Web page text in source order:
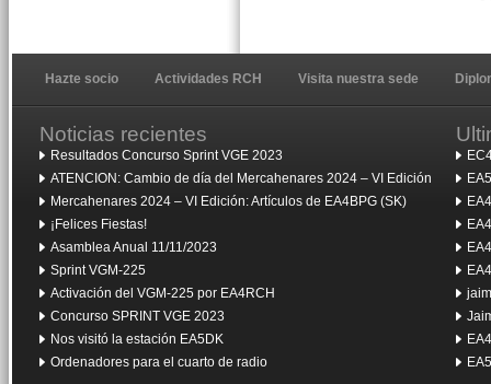
Hazte socio Actividades RCH Visita nuestra sede
Noticias recientes
Resultados Concurso Sprint VGE 2023
ATENCION: Cambio de día del Mercahenares 2024 – VI Edición
Mercahenares 2024 – VI Edición: Artículos de EA4BPG (SK)
¡Felices Fiestas!
Asamblea Anual 11/11/2023
Sprint VGM-225
Activación del VGM-225 por EA4RCH
Concurso SPRINT VGE 2023
Nos visitó la estación EA5DK
Ordenadores para el cuarto de radio